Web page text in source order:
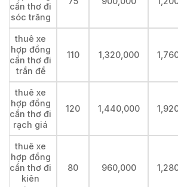
cần thơ đi
sóc trăng
thuê xe
hợp đồng
cần thơ đi
trần đề
110 1,320,000
thuê xe
hợp đồng
cần thơ đi
rạch giá
120 1,440,000
thuê xe
hợp đồng
cần thơ đi
kiên
80 960,000